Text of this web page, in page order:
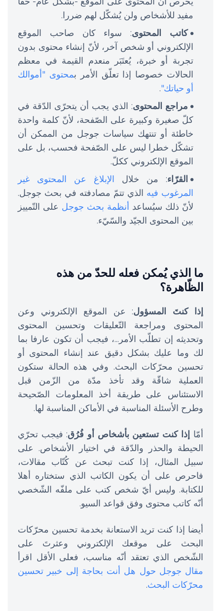
مفيد للأشخاص ولن يُشكّل لهم ضررا.
كاتب المحتوى: سواء كان صاحب الموقع
الإلكتروني أو شخص آخر، لأنّ إنشاء محتوى بدون
تجربة أو خبرة، يُعتَبَر منعدم القيمة في معظم
الحالات خصوصا إذا تعلّق الأمر بمحتوى "أموالك
أو حياتك".
مراجع المحتوى: الذي يجب أن يتحرّى الدّقة في
كلّ صغيرة وكبيرة على الصّفحة، لأنّ كلمة واحدة
خاطئة أو تنتهك سياسات جوجل من الممكن أن
تشكّل خطرا ليس على الصّفحة فحسب، بل على
الموقع الإلكتروني ككلّ.
القرّاء: من خلال الإبلاغ عن المحتوى غير
المرغوب فيه الذي تتمّ مصادفته في بحث جوجل.
لأنّ ذلك سيُساعد أنظمة بحث جوجل على التّمييز
بين المحتوى الجيّد والسّيّء.
ما الذي يُمكن فعله للحدّ من هذه
الظّاهرة؟
إذا كنتَ المسؤول: عن الموقع الإلكتروني وعن
المحتوى ومراجعة التّعليقات وتحسين المحتوى
وتحديثه إن تطلّب الأمر...، فيجب أن تكون عارفا بما
لك وما عليك بشكل دقيق عند إنشاء المحتوى أو
تحسين محرّكات البحث. وفي هذه الحالة ستكون
العملية شاقّة وقد تأخذ مدّة من الزّمن قبل
الاستئناس على طريقة أخذ المعلومات الصّحيحة
وطرح الأسئلة المناسبة في الأماكن المناسبة لها.
أمّا إذا كنت تستعين بأشخاص أو فُرُق: فيجب تحرّي
الحيطة والحذر والدّقة في اختيار الأشخاص. على
سبيل المثال، إذا كنت تبحث عن كُتّاب مقالات،
فاحرص على أن يكون الكاتب الذي ستختاره أهلا
للكتابة. وليس أيّ شخص كتب على ملفّه الشّخصي
أنّه كاتب محتوى وفق قواعد السيو.
أيضا إذا كنت تريد الاستعانة بخدمة تحسين محرّكات
البحث على موقعك الإلكتروني وعثرتَ على
الشّخص الذي تعتقد أنّه مناسب، فعلى الأقل اقرأ
مقال جوجل حول هل أنت بحاجة إلى خبير تحسين
محرّكات البحث.